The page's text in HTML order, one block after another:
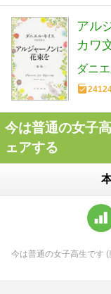
アル
カワ
ダニ
今は普通の女子
ェアする
今は普通の女子高生です